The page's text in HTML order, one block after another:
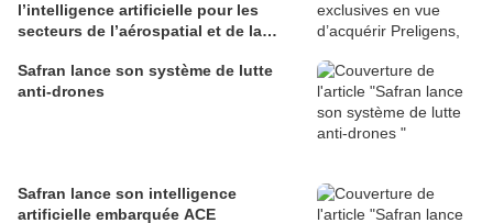
l’intelligence artificielle pour les
secteurs de l’aérospatial et de la
Safran lance son système de lutte
anti-drones
Safran lance son intelligence
artificielle embarquée ACE